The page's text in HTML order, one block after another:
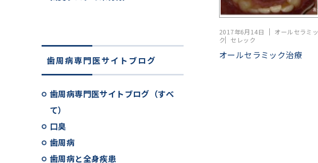
歯周病専門医サイトブログ
歯周病専門医サイトブログ（すべ
て）
口臭
歯周病
歯周病と全身疾患
2017年6月14日
オールセラミッ
ク
セレック
オールセラミック治療